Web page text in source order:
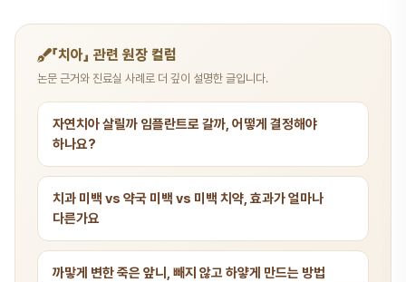
「치아」 관련 원장 컬럼
논문 근거와 진료실 사례로 더 깊이 설명한 글입니다.
자연치아 살릴까 임플란트로 갈까, 어떻게 결정해야
하나요?
치과 미백 vs 약국 미백 vs 미백 치약, 효과가 얼마나
다른가요
까맣게 변한 죽은 앞니, 빼지 않고 하얗게 만드는 방법